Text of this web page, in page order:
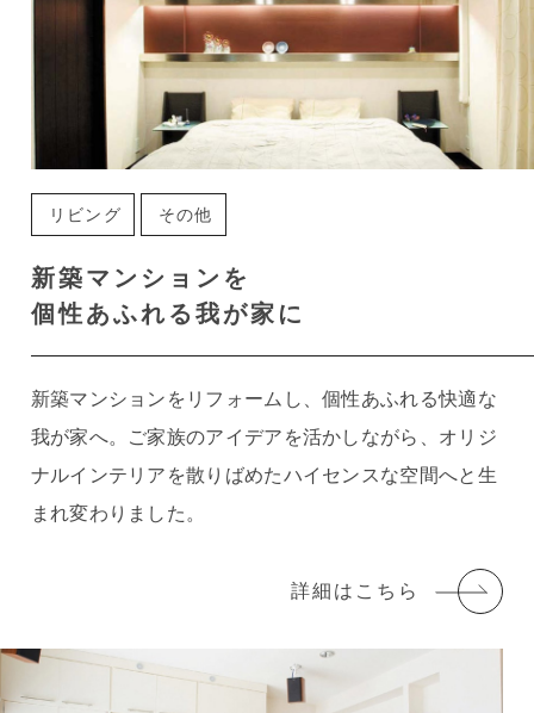
リビング その他
新築マンションを
個性あふれる我が家に
新築マンションをリフォームし、個性あふれる快適な
我が家へ。ご家族のアイデアを活かしながら、オリジ
ナルインテリアを散りばめたハイセンスな空間へと生
まれ変わりました。
詳細はこちら